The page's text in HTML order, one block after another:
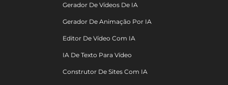
Gerador De Vídeos De IA
Gerador De Animação Por IA
Editor De Vídeo Com IA
IA De Texto Para Vídeo
Construtor De Sites Com IA